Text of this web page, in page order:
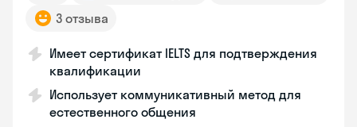
3 отзыва
Имеет сертификат IELTS для подтверждения
квалификации
Использует коммуникативный метод для
естественного общения